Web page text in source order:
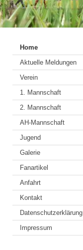
Home
Aktuelle Meldungen
Verein
1. Mannschaft
2. Mannschaft
AH-Mannschaft
Jugend
Galerie
Fanartikel
Anfahrt
Kontakt
Datenschutzerklärung
Impressum